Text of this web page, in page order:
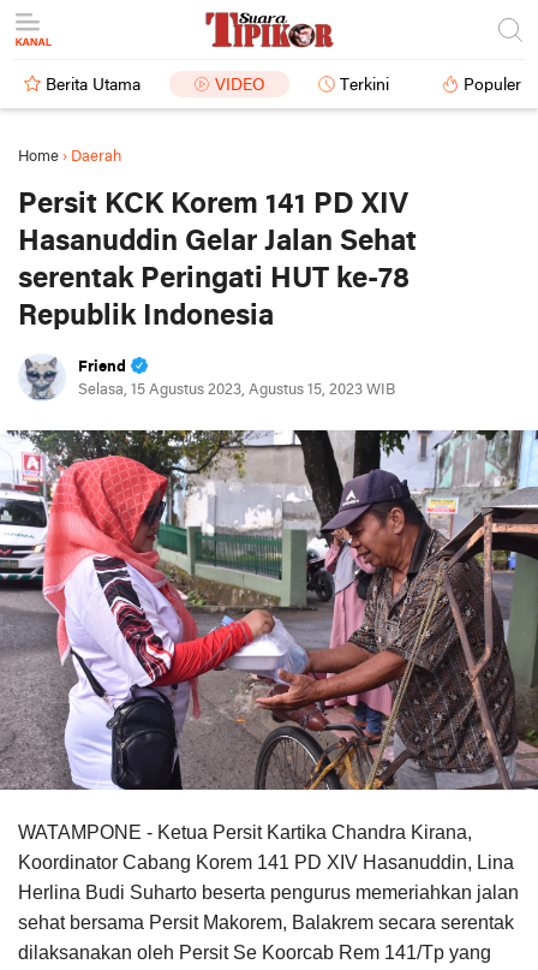
Berita Utama VIDEO Terkini Populer
Home › Daerah
Persit KCK Korem 141 PD XIV
Hasanuddin Gelar Jalan Sehat
serentak Peringati HUT ke-78
Republik Indonesia
Friend
Selasa, 15 Agustus 2023, Agustus 15, 2023 WIB
WATAMPONE - Ketua Persit Kartika Chandra Kirana,
Koordinator Cabang Korem 141 PD XIV Hasanuddin, Lina
Herlina Budi Suharto beserta pengurus memeriahkan jalan
sehat bersama Persit Makorem, Balakrem secara serentak
dilaksanakan oleh Persit Se Koorcab Rem 141/Tp yang